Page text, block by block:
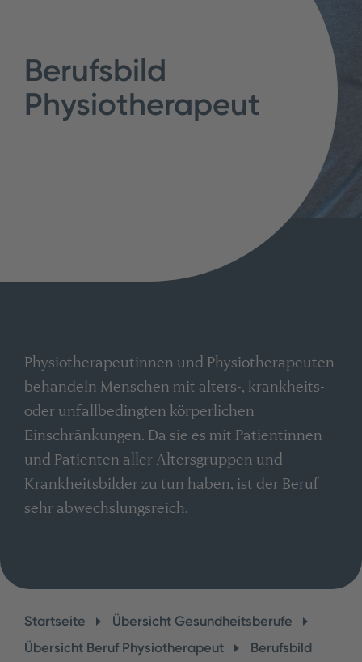
Berufsbild
Physiotherapeut
Physiotherapeutinnen und Physiotherapeuten
behandeln Menschen mit alters-, krankheits-
oder unfallbedingten körperlichen
Einschränkungen. Da sie es mit Patientinnen
und Patienten aller Altersgruppen und
Krankheitsbilder zu tun haben, ist der Beruf
sehr abwechslungsreich.
Startseite
Übersicht Gesundheitsberufe
Übersicht Beruf Physiotherapeut
Berufsbild